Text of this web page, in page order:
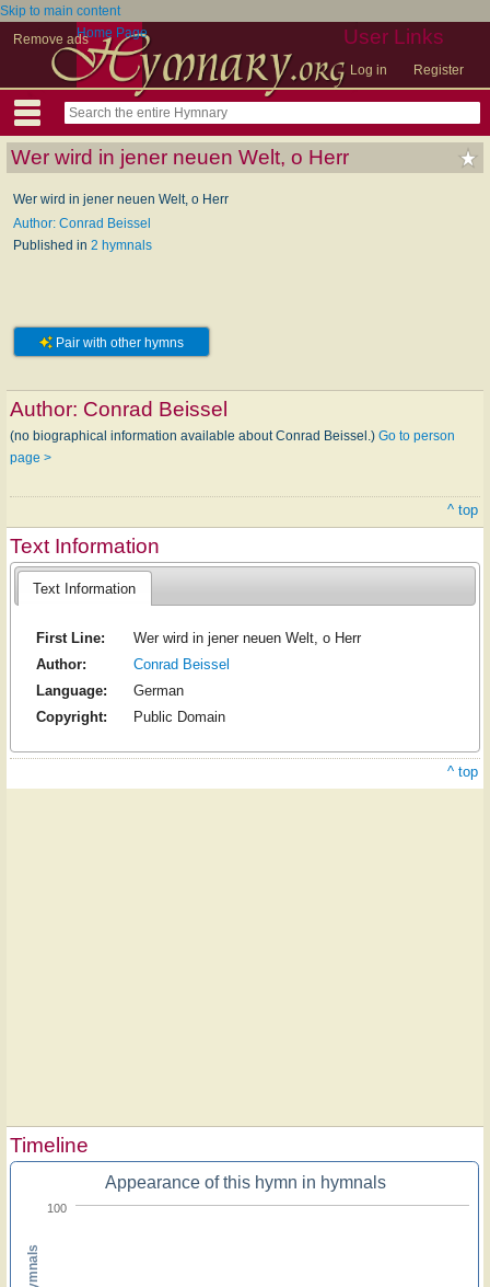
Skip to main content
Remove ads
User Links
Log in Register
Home Page
Wer wird in jener neuen Welt, o Herr
Wer wird in jener neuen Welt, o Herr
Author: Conrad Beissel
Published in 2 hymnals
Pair with other hymns
Author: Conrad Beissel
(no biographical information available about Conrad Beissel.) Go to person
page >
^ top
Text Information
Text Information
First Line:
Wer wird in jener neuen Welt, o Herr
Author:
Conrad Beissel
Language:
German
Copyright:
Public Domain
^ top
Timeline
Appearance of this hymn in hymnals
100